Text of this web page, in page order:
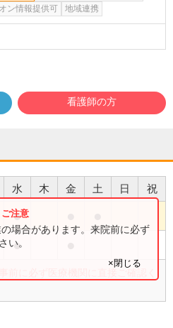
ン情報提供可
地域連携
看護師の方
水 木 金 土 日 祝
●
●
前に必ず医療機関に直接ご確認く
場合があります。来院前に必ず
い。
×閉じる